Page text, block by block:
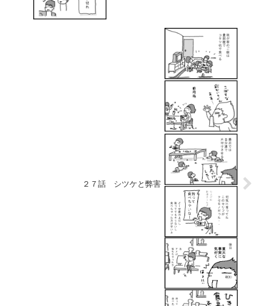
２７話 シツケと弊害